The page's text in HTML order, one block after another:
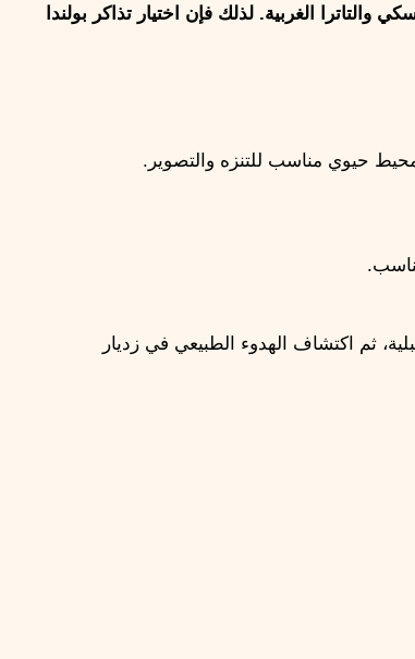
حيوي مناسب للتنزه والتصوير.